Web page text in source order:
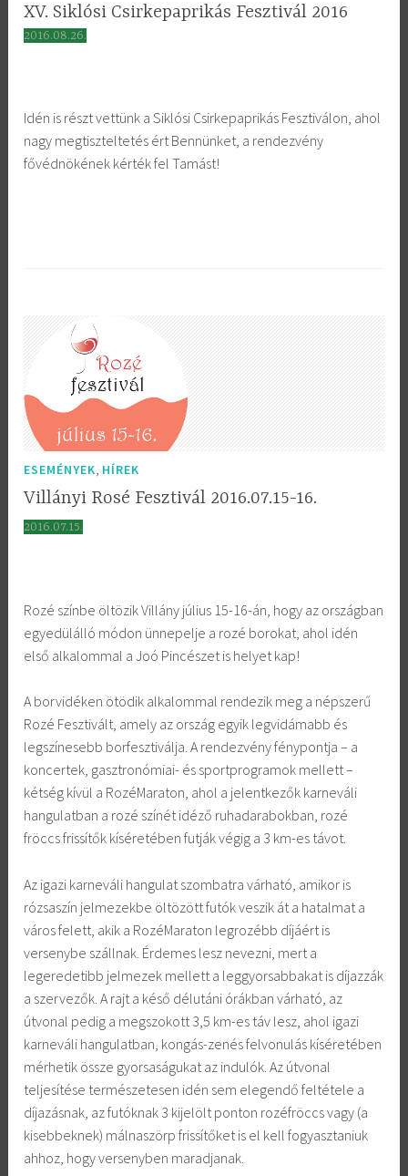
XV. Siklósi Csirkepaprikás Fesztivál 2016
2016.08.26.
Idén is részt vettünk a Siklósi Csirkepaprikás Fesztiválon, ahol
nagy megtiszteltetés ért Bennünket, a rendezvény
fővédnökének kérték fel Tamást!
ESEMÉNYEK HÍREK
Villányi Rosé Fesztivál 2016.07.15-16.
2016.07.15.
Rozé színbe öltözik Villány július 15-16-án, hogy az országban
egyedülálló módon ünnepelje a rozé borokat, ahol idén
első alkalommal a Joó Pincészet is helyet kap!
A borvidéken ötödik alkalommal rendezik meg a népszerű
Rozé Fesztivált, amely az ország egyik legvidámabb és
legszínesebb borfesztiválja. A rendezvény fénypontja – a
koncertek, gasztronómiai- és sportprogramok mellett –
kétség kívül a RozéMaraton, ahol a jelentkezők karneváli
hangulatban a rozé színét idéző ruhadarabokban, rozé
fröccs frissítők kíséretében futják végig a 3 km-es távot.
Az igazi karneváli hangulat szombatra várható, amikor is
rózsaszín jelmezekbe öltözött futók veszik át a hatalmat a
város felett, akik a RozéMaraton legrozébb díjáért is
versenybe szállnak. Érdemes lesz nevezni, mert a
legeredetibb jelmezek mellett a leggyorsabbakat is díjazzák
a szervezők. A rajt a késő délutáni órákban várható, az
útvonal pedig a megszokott 3,5 km-es táv lesz, ahol igazi
karneváli hangulatban, kongás-zenés felvonulás kíséretében
mérhetik össze gyorsaságukat az indulók. Az útvonal
teljesítése természetesen idén sem elegendő feltétele a
díjazásnak, az futóknak 3 kijelölt ponton rozéfröccs vagy (a
kisebbeknek) málnaszörp frissítőket is el kell fogyasztaniuk
ahhoz, hogy versenyben maradjanak.